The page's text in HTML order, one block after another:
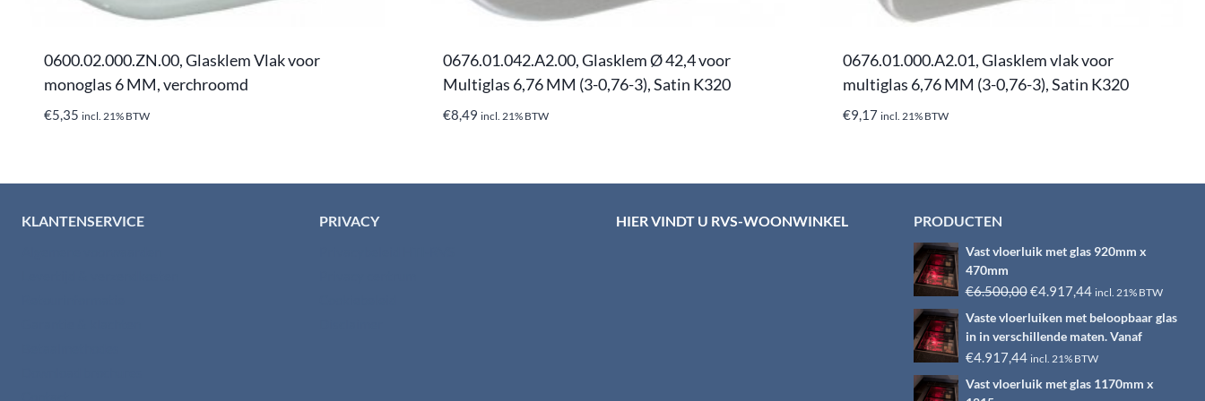
0600.02.000.ZN.00, Glasklem Vlak voor
monoglas 6 MM, verchroomd
€5,35 incl. 21% BTW
0676.01.042.A2.00, Glasklem Ø 42,4 voor
Multiglas 6,76 MM (3-0,76-3), Satin K320
€8,49 incl. 21% BTW
0676.01.000.A2.01, Glasklem vlak voor
multiglas 6,76 MM (3-0,76-3), Satin K320
€9,17 incl. 21% BTW
KLANTENSERVICE PRIVACY HIER VINDT U RVS-WOONWINKEL PRODUCTEN
Vast vloerluik met glas 920mm x
470mm
€6.500,00Oorspronkelijke
prijs
was:
€6.500,00.
€4.917,44Huidige
prijs
is:
€4.917,44.
incl. 21% BTW
Vaste vloerluiken met beloopbaar glas
in in verschillende maten. Vanaf
€4.917,44 incl. 21% BTW
Vast vloerluik met glas 1170mm x